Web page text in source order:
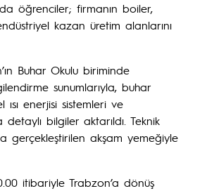
öğrenciler; firmanın boiler,
kazan üretim alanlarını
Buhar Okulu biriminde
sunumlarıyla, buhar
enerjisi sistemleri ve
detaylı bilgiler aktarıldı. Teknik
gerçekleştirilen akşam yemeğiyle
itibariyle Trabzon’a dönüş